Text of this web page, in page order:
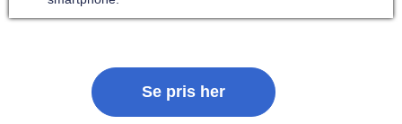
Se pris her